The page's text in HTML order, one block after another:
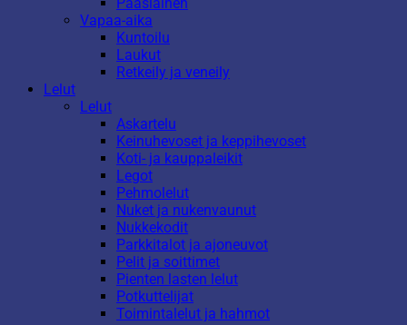
Vapaa-aika
Kuntoilu
Laukut
Retkeily ja veneily
Lelut
Lelut
Askartelu
Keinuhevoset ja keppihevoset
Koti- ja kauppaleikit
Legot
Pehmolelut
Nuket ja nukenvaunut
Nukkekodit
Parkkitalot ja ajoneuvot
Pelit ja soittimet
Pienten lasten lelut
Potkuttelijat
Toimintalelut ja hahmot